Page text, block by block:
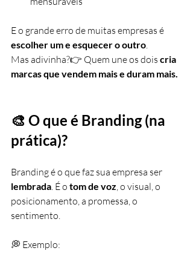
E o grande erro de muitas empresas é
escolher um e esquecer o outro.
Mas adivinha?👉 Quem une os dois cria
marcas que vendem mais e duram mais.
🎨 O que é Branding (na
prática)?
Branding é o que faz sua empresa ser
lembrada. É o tom de voz, o visual, o
posicionamento, a promessa, o
sentimento.
💭 Exemplo: